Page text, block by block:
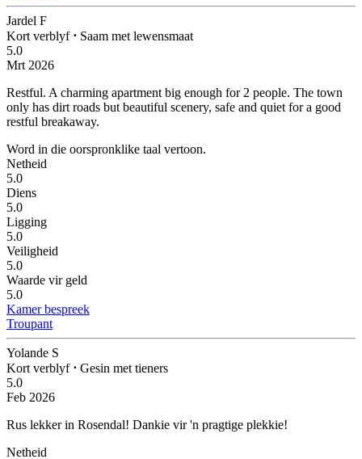
Jardel F
Kort verblyf ⋅ Saam met lewensmaat
5.0
Mrt 2026
Restful. A charming apartment big enough for 2 people. The town
only has dirt roads but beautiful scenery, safe and quiet for a good
restful breakaway.
Word in die oorspronklike taal vertoon.
Netheid
5.0
Diens
5.0
Ligging
5.0
Veiligheid
5.0
Waarde vir geld
5.0
Kamer bespreek
Troupant
Yolande S
Kort verblyf ⋅ Gesin met tieners
5.0
Feb 2026
Rus lekker in Rosendal! Dankie vir 'n pragtige plekkie!
Netheid